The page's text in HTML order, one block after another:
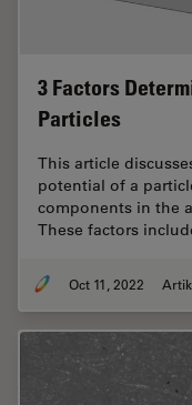
3 Factors
Particles
This article
potential of a
components in the
These factors
Oct 11, 2022